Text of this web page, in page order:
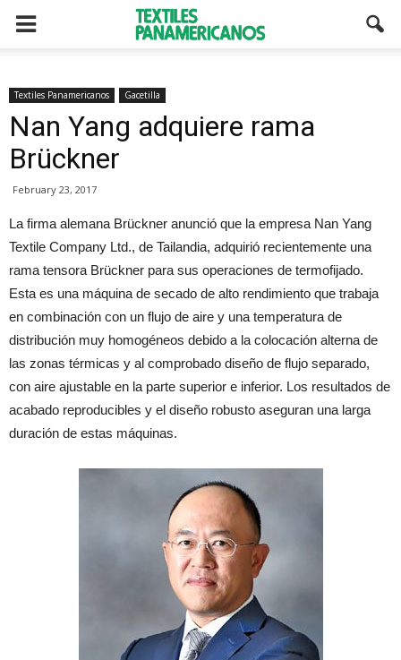
Textiles Panamericanos Gacetilla
Nan Yang adquiere rama
Brückner
February 23, 2017
La firma alemana Brückner anunció que la empresa Nan Yang
Textile Company Ltd., de Tailandia, adquirió recientemente una
rama tensora Brückner para sus operaciones de termofijado.
Esta es una máquina de secado de alto rendimiento que trabaja
en combinación con un flujo de aire y una temperatura de
distribución muy homogéneos debido a la colocación alterna de
las zonas térmicas y al comprobado diseño de flujo separado,
con aire ajustable en la parte superior e inferior. Los resultados de
acabado reproducibles y el diseño robusto aseguran una larga
duración de estas máquinas.